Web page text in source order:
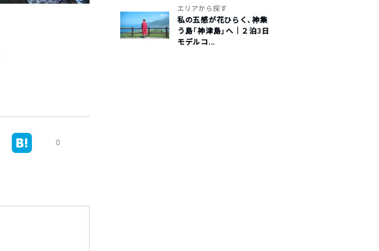
0
エリアから探す
私の五感が花ひらく、神集
う島「神津島」へ｜２泊3日
モデルコ...